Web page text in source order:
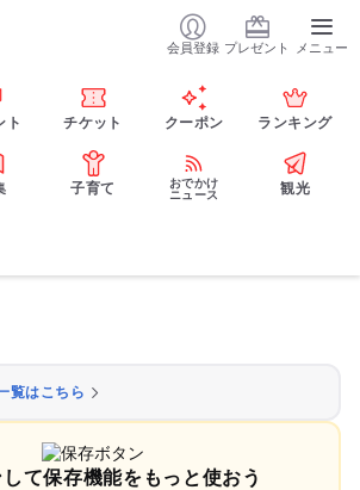
会員登録 プレゼント メニュー
ト チケット クーポン ランキング
子育て
おでかけ
ニュース
観光
覧はこちら
して保存機能をもっと使おう